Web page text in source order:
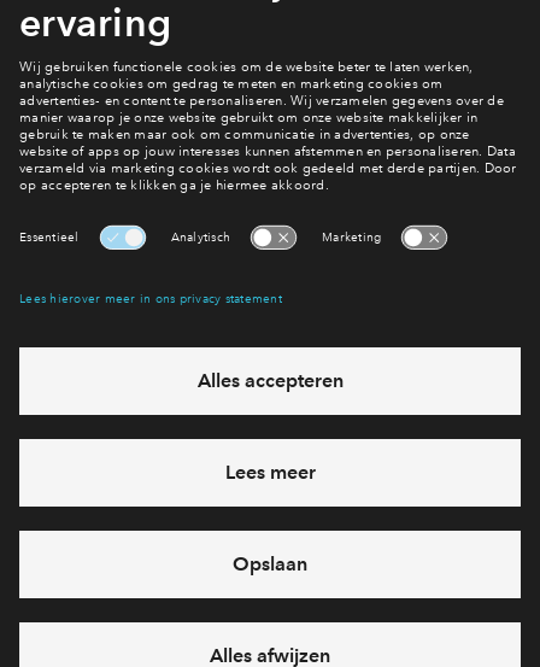
Terug naar nieuws
Meer lezen?
Interesse? Meld je dan snel aan
Hiermee blijf je op de hoogte van het belangrijkste nieuws en
Heb je een vraag en wil je direct antwoord? Bel ons op088
7122820
vandaag gesloten, zaterdag zijn we vanaf